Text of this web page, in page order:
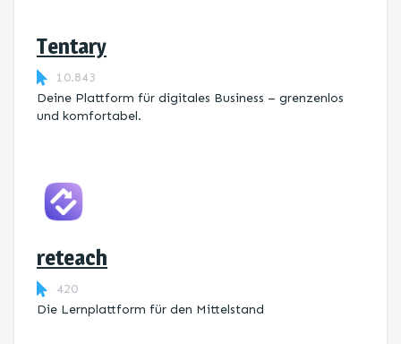
Tentary
10.843
Deine Plattform für digitales Business – grenzenlos
und komfortabel.
reteach
420
Die Lernplattform ​für den Mittelstand